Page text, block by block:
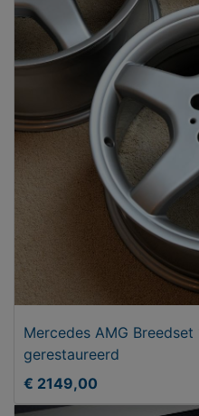
Mercedes AMG Breedset
gerestaureerd
€ 2149,00